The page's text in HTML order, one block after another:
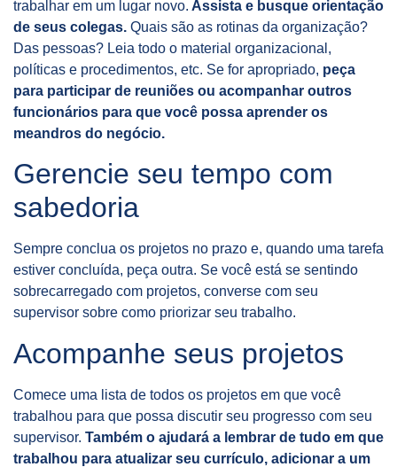
trabalhar em um lugar novo. Assista e busque orientação
de seus colegas. Quais são as rotinas da organização?
Das pessoas? Leia todo o material organizacional,
políticas e procedimentos, etc. Se for apropriado, peça
para participar de reuniões ou acompanhar outros
funcionários para que você possa aprender os
meandros do negócio.
Gerencie seu tempo com
sabedoria
Sempre conclua os projetos no prazo e, quando uma tarefa
estiver concluída, peça outra. Se você está se sentindo
sobrecarregado com projetos, converse com seu
supervisor sobre como priorizar seu trabalho.
Acompanhe seus projetos
Comece uma lista de todos os projetos em que você
trabalhou para que possa discutir seu progresso com seu
supervisor. Também o ajudará a lembrar de tudo em que
trabalhou para atualizar seu currículo, adicionar a um